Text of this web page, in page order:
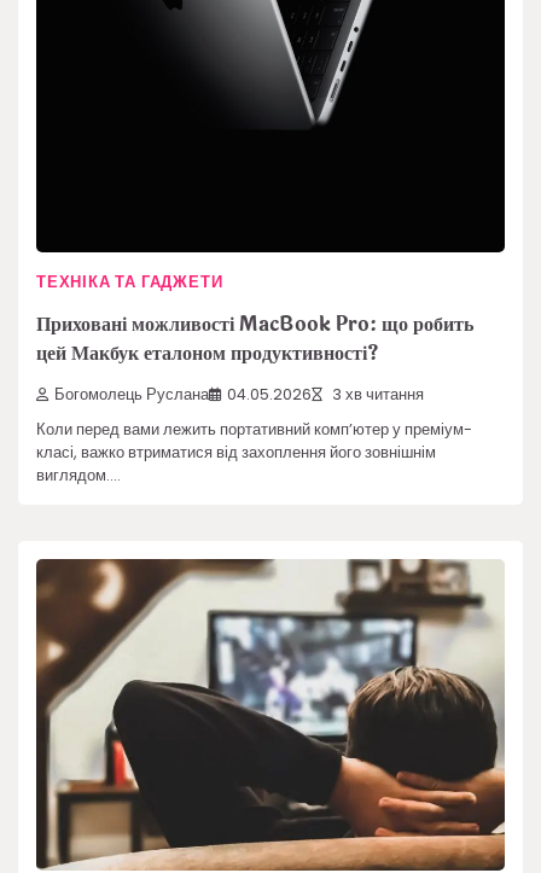
ТЕХНІКА ТА ГАДЖЕТИ
Приховані можливості MacBook Pro: що робить
цей Макбук еталоном продуктивності?
Богомолець Руслана 04.05.2026 3 хв читання
Коли перед вами лежить портативний комп’ютер у преміум-
класі, важко втриматися від захоплення його зовнішнім
виглядом.…